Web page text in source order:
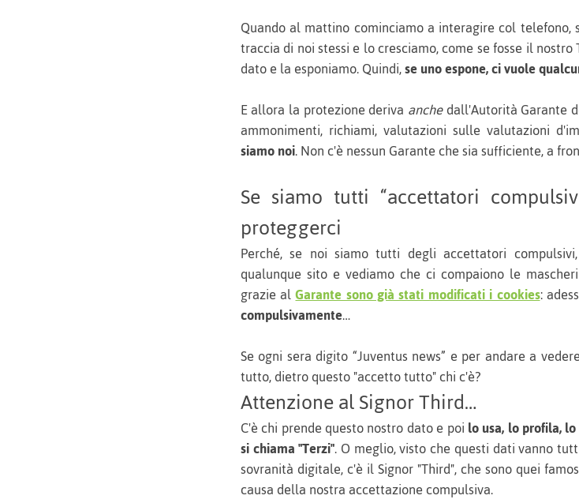
Quando al mattino cominciamo a interagire col
traccia di noi stessi e lo cresciamo, come se fosse il
dato e la esponiamo. Quindi,se uno espone, ci vuole
E allora la protezione deriva anchedall'Autorità Garante
ammonimenti, richiami, valutazioni sulle valutazioni
siamo noi. Non c'è nessun Garante che sia sufficiente, a
Se siamo tutti “accettatori
proteggerci
Perché, se noi siamo tutti degli accettatori
qualunque sito e vediamo che ci compaiono le
grazie alGarante sono già stati modificati i cookies:
compulsivamente…
Se ogni sera digito “Juventus news” e per andare a
tutto, dietro questo "accetto tutto" chi c'è?
Attenzione al Signor Third…
C'è chi prende questo nostro dato e poilo usa, lo profila,
si chiama "Terzi". O meglio, visto che questi dati vanno
sovranità digitale, c'è il Signor "Third", che sono quei
causa della nostra accettazione compulsiva.